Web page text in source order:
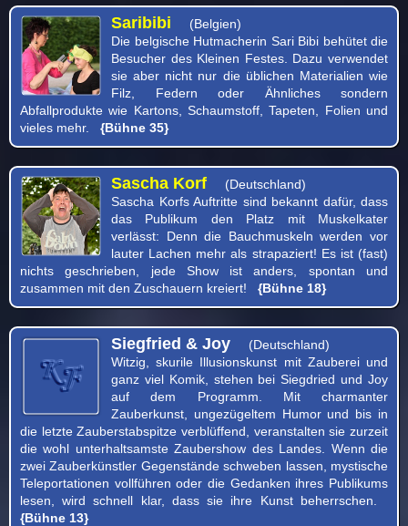
Saribibi
(Belgien)
Die belgische Hutmacherin Sari Bibi behütet die
Besucher des Kleinen Festes. Dazu verwendet
sie aber nicht nur die üblichen Materialien wie
Filz, Federn oder Ähnliches sondern
Abfallprodukte wie Kartons, Schaumstoff, Tapeten, Folien und
vieles mehr. {Bühne 35}
Sascha Korf
(Deutschland)
Sascha Korfs Auftritte sind bekannt dafür, dass
das Publikum den Platz mit Muskelkater
verlässt: Denn die Bauchmuskeln werden vor
lauter Lachen mehr als strapaziert! Es ist (fast)
nichts geschrieben, jede Show ist anders, spontan und
zusammen mit den Zuschauern kreiert! {Bühne 18}
Siegfried & Joy
(Deutschland)
Witzig, skurile Illusionskunst mit Zauberei und
ganz viel Komik, stehen bei Siegdried und Joy
auf dem Programm. Mit charmanter
Zauberkunst, ungezügeltem Humor und bis in
die letzte Zauberstabspitze verblüffend, veranstalten sie zurzeit
die wohl unterhaltsamste Zaubershow des Landes. Wenn die
zwei Zauberkünstler Gegenstände schweben lassen, mystische
Teleportationen vollführen oder die Gedanken ihres Publikums
lesen, wird schnell klar, dass sie ihre Kunst beherrschen.
{Bühne 13}